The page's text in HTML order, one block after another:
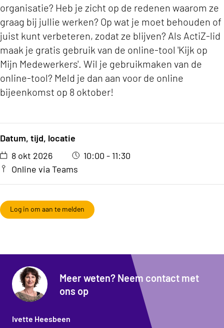
organisatie? Heb je zicht op de redenen waarom ze
graag bij jullie werken? Op wat je moet behouden of
juist kunt verbeteren, zodat ze blijven? Als ActiZ-lid
maak je gratis gebruik van de online-tool 'Kijk op
Mijn Medewerkers'. Wil je gebruikmaken van de
online-tool? Meld je dan aan voor de online
bijeenkomst op 8 oktober!
Datum, tijd, locatie
8 okt 2026
10:00 - 11:30
Online via Teams
Log in om aan te melden
Meer weten? Neem contact met
ons op
Ivette Heesbeen